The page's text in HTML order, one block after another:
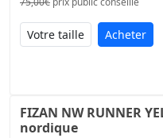
Acheter
FIZAN NW RUNNER
nordique